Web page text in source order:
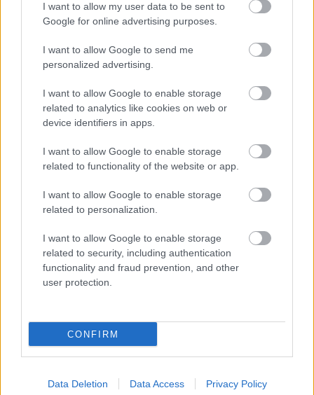
I want to allow my user data to be sent to
Google for online advertising purposes.
I want to allow Google to send me
personalized advertising.
I want to allow Google to enable storage
related to analytics like cookies on web or
device identifiers in apps.
I want to allow Google to enable storage
related to functionality of the website or app.
I want to allow Google to enable storage
related to personalization.
I want to allow Google to enable storage
related to security, including authentication
functionality and fraud prevention, and other
user protection.
CONFIRM
Data Deletion Data Access Privacy Policy
A nap fotója – Az átnevelhetetlen
TörökÁkos•2020. február 23.
Fullajtár Andrea egy eltökélt, ám Putyin rezsimjével
szemben védtelen orosz újságírónőt alakít a
budapesti Katona legújabb bemutatójában.